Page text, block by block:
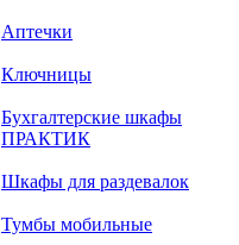
Аптечки
Ключницы
Бухгалтерские шкафы
ПРАКТИК
Шкафы для раздевалок
Тумбы мобильные